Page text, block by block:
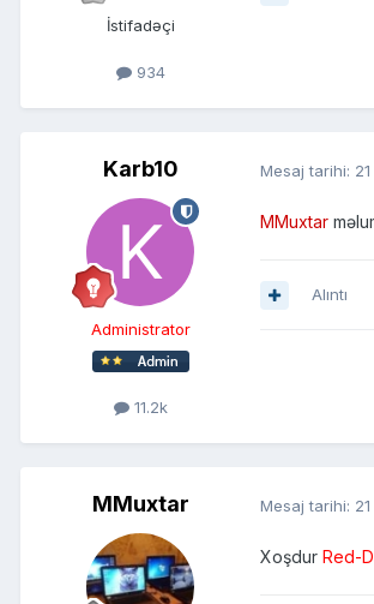
İstifadəçi
934
Karb10
Administrator
11.2k
Mesaj tarihi:
MMuxtar
Alıntı
MMuxtar Mesaj tarihi:
Xoşdur Red-